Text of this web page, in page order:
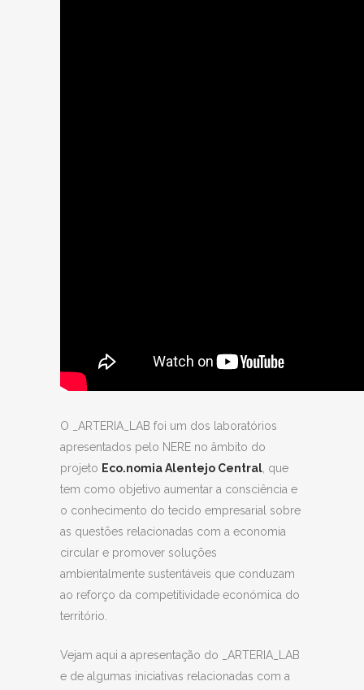
O _ARTERIA_LAB foi um dos laboratórios
apresentados pelo NERE no âmbito do
projeto Eco.nomia Alentejo Central , que
tem como objetivo aumentar a consciência e
o conhecimento do tecido empresarial sobre
as questões relacionadas com a economia
circular e promover soluções
ambientalmente sustentáveis que conduzam
ao reforço da competitividade económica do
território.
Vejam aqui a apresentação do _ARTERIA_LAB
e de algumas iniciativas relacionadas com a